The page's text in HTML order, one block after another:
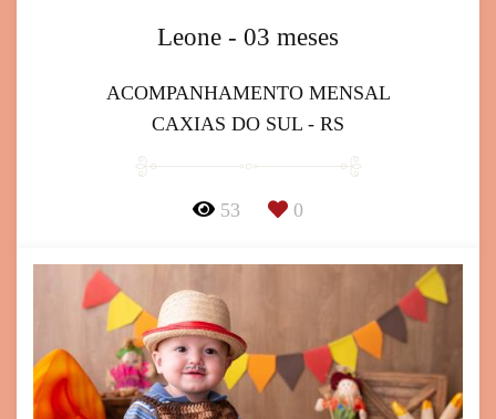
Leone - 03 meses
ACOMPANHAMENTO MENSAL
CAXIAS DO SUL - RS
53 0